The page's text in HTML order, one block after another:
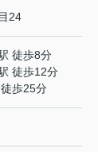
24
徒歩8分
徒歩12分
徒歩25分